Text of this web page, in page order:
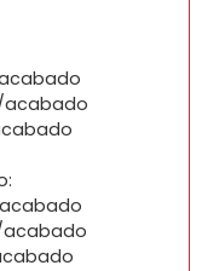
acabado
acabado
acabado
acabado